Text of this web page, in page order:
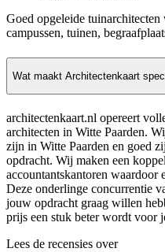
Goed opgeleide
campussen, tuinen,
Wat maakt Architectenkaart
architectenkaart.nl opereert
architecten in Witte Paarden.
zijn in Witte Paarden en goed
opdracht. Wij maken een
accountantskantoren waardoor
Deze onderlinge concurrentie
jouw opdracht graag willen
prijs een stuk beter wordt voor
Lees de recensies over